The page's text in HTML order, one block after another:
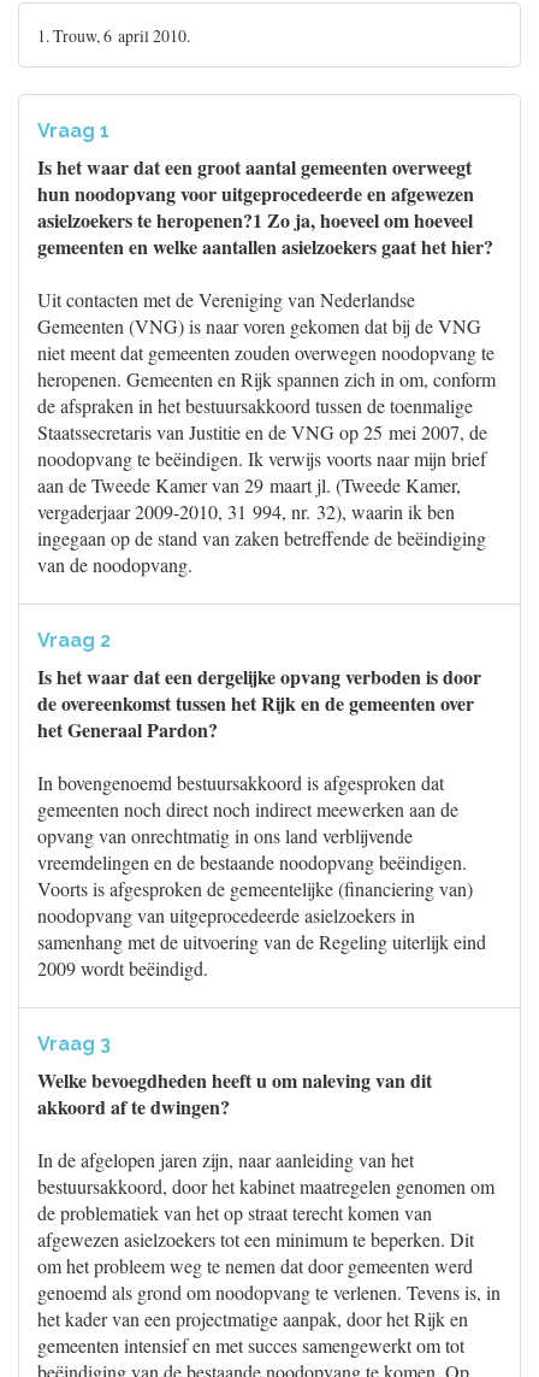
1. Trouw, 6 april 2010.
Vraag 1
Is het waar dat een groot aantal gemeenten overweegt
hun noodopvang voor uitgeprocedeerde en afgewezen
asielzoekers te heropenen?1 Zo ja, hoeveel om hoeveel
gemeenten en welke aantallen asielzoekers gaat het hier?
Uit contacten met de Vereniging van Nederlandse
Gemeenten (VNG) is naar voren gekomen dat bij de VNG
niet meent dat gemeenten zouden overwegen noodopvang te
heropenen. Gemeenten en Rijk spannen zich in om, conform
de afspraken in het bestuursakkoord tussen de toenmalige
Staatssecretaris van Justitie en de VNG op 25 mei 2007, de
noodopvang te beëindigen. Ik verwijs voorts naar mijn brief
aan de Tweede Kamer van 29 maart jl. (Tweede Kamer,
vergaderjaar 2009-2010, 31 994, nr. 32), waarin ik ben
ingegaan op de stand van zaken betreffende de beëindiging
van de noodopvang.
Vraag 2
Is het waar dat een dergelijke opvang verboden is door
de overeenkomst tussen het Rijk en de gemeenten over
het Generaal Pardon?
In bovengenoemd bestuursakkoord is afgesproken dat
gemeenten noch direct noch indirect meewerken aan de
opvang van onrechtmatig in ons land verblijvende
vreemdelingen en de bestaande noodopvang beëindigen.
Voorts is afgesproken de gemeentelijke (financiering van)
noodopvang van uitgeprocedeerde asielzoekers in
samenhang met de uitvoering van de Regeling uiterlijk eind
2009 wordt beëindigd.
Vraag 3
Welke bevoegdheden heeft u om naleving van dit
akkoord af te dwingen?
In de afgelopen jaren zijn, naar aanleiding van het
bestuursakkoord, door het kabinet maatregelen genomen om
de problematiek van het op straat terecht komen van
afgewezen asielzoekers tot een minimum te beperken. Dit
om het probleem weg te nemen dat door gemeenten werd
genoemd als grond om noodopvang te verlenen. Tevens is, in
het kader van een projectmatige aanpak, door het Rijk en
gemeenten intensief en met succes samengewerkt om tot
beëindiging van de bestaande noodopvang te komen. Op